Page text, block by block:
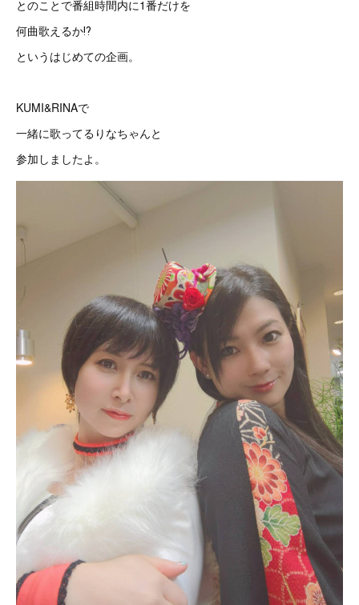
とのことで番組時間内に1番だけを
何曲歌えるか⁉
というはじめての企画。
KUMI&RINAで
一緒に歌ってるりなちゃんと
参加しましたよ。